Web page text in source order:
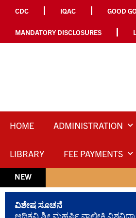
CDC IQAC GOOD
MANDATORY DISCLOSURES
HOME ADMINISTRATION
LIBRARY FEE PAYMENTS
NEW
ವಿಶೇಷ ಸೂಚನೆ
ಆದಿಕವಿ ಶ್ರೀ ಮಹರ್ಷಿ ವಾಲ್ಮೀಕಿ